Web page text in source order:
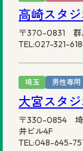
高崎スタ
〒370-0831 群
TEL:027-321-
埼玉 男性専用
大宮スタ
〒330-0854 埼
井ビル4F
TEL:048-645-